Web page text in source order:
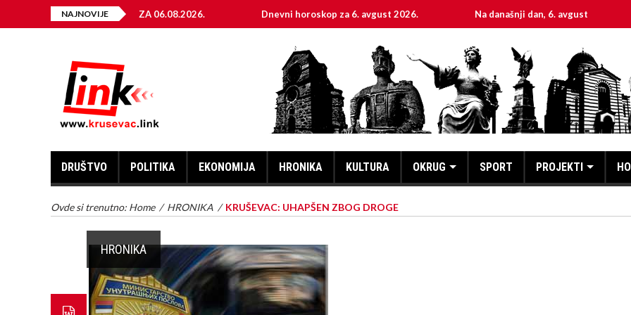
NAJNOVIJE
ENERGIJE ZA 06.08.2026. Dnevni horoskop za 6. avgust 2026. Na današnji dan, 6. avgust
DRUŠTVO POLITIKA EKONOMIJA HRONIKA KULTURA OKRUG SPORT PROJEKTI
Ovde si trenutno: Home / HRONIKA / KRUŠEVAC: UHAPŠEN ZBOG DROGE
HRONIKA